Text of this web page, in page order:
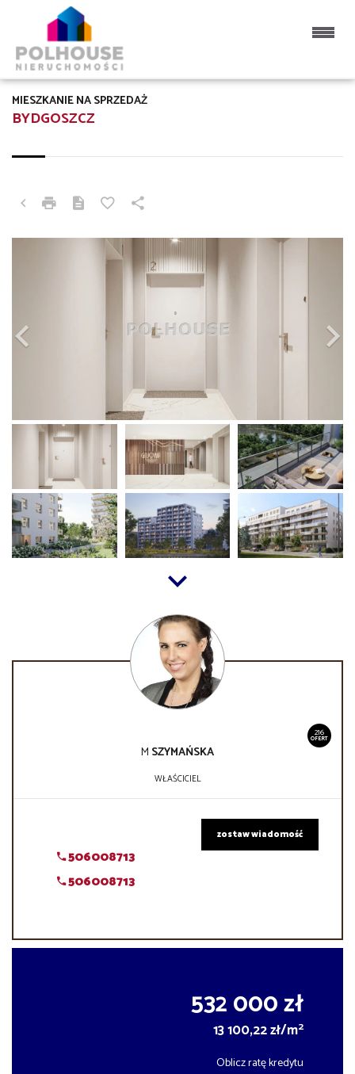
BYDGOSZCZ
MIESZKANIE NA SPRZEDAŻ
216
OFERT
M SZYMAŃSKA
WŁAŚCICIEL
506008713
506008713
zostaw wiadomość
532 000 zł
13 100,22 zł/m2
Oblicz ratę kredytu